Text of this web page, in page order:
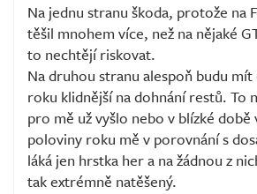
Na jednu stranu škoda, protože na
těšil mnohem více, než na nějaké
to nechtějí riskovat.
Na druhou stranu alespoň budu
roku klidnější na dohnání restů. To
pro mě už vyšlo nebo v blízké době
poloviny roku mě v porovnání s
láká jen hrstka her a na žádnou z
tak extrémně natěšený.